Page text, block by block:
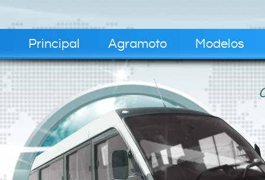
Principal Agramoto Modelos